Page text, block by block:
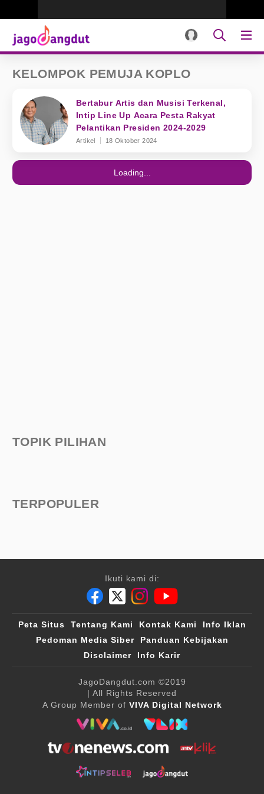
KELOMPOK PEMUJA KOPLO
Bertabur Artis dan Musisi Terkenal,
Intip Line Up Acara Pesta Rakyat
Pelantikan Presiden 2024-2029
Artikel 18 Oktober 2024
Loading...
TOPIK PILIHAN
TERPOPULER
Ikuti kami di:
Peta Situs Tentang Kami Kontak Kami
Info Iklan
Pedoman Media Siber
Panduan Kebijakan
Disclaimer
Info Karir
JagoDangdut.com ©2019
| All Rights Reserved
A Group Member of VIVA Digital Network